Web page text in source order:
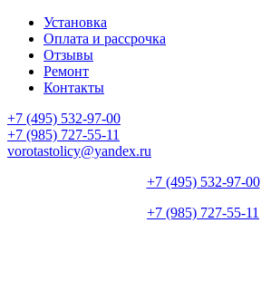
Установка
Оплата и рассрочка
Отзывы
Ремонт
Контакты
+7 (495) 532-97-00
+7 (985) 727-55-11
vorotastolicy@yandex.ru
+7 (495) 532-97-00
+7 (985) 727-55-11